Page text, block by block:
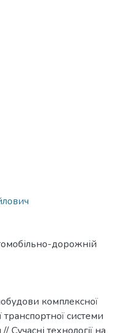
дорожній
комплексної
транспортної системи